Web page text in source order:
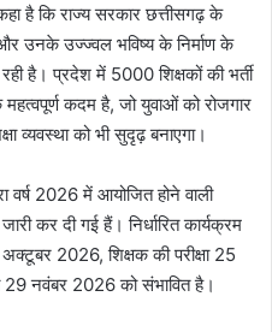
है कि राज्य सरकार छत्तीसगढ़ के
उनके उज्ज्वल भविष्य के निर्माण के
है। प्रदेश में 5000 शिक्षकों की भर्ती
महत्वपूर्ण कदम है, जो युवाओं को रोजगार
व्यवस्था को भी सुदृढ़ बनाएगा।
वर्ष 2026 में आयोजित होने वाली
कर दी गई हैं। निर्धारित कार्यक्रम
2026, शिक्षक की परीक्षा 25
29 नवंबर 2026 को संभावित है।